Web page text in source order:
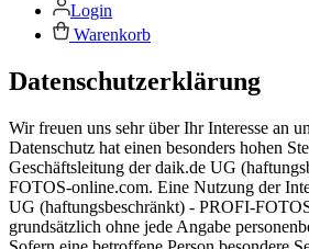
Login
Warenkorb
Datenschutz­erklärung
Wir freuen uns sehr über Ihr Interesse an
Datenschutz hat einen besonders hohen
Geschäftsleitung der daik.de UG
FOTOS-online.com. Eine Nutzung der
UG (haftungsbeschränkt) - PROFI-
grundsätzlich ohne jede Angabe